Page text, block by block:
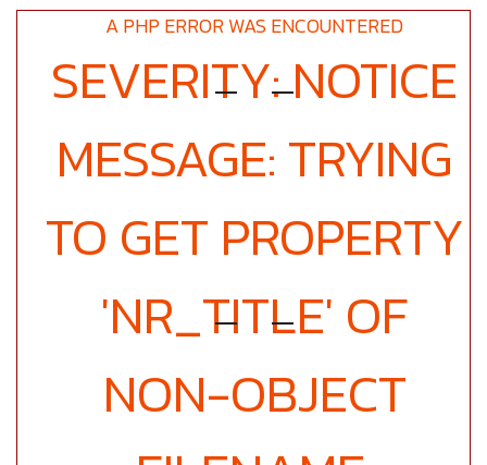
A PHP ERROR WAS ENCOUNTERED
SEVERITY: NOTICE
MESSAGE: TRYING
TO GET PROPERTY
'NR_TITLE' OF
NON-OBJECT